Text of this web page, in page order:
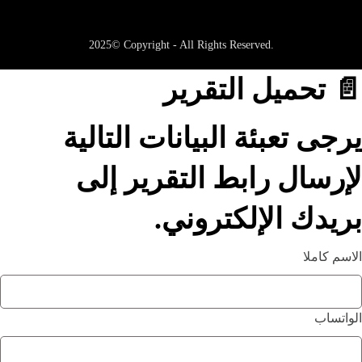
2025© Copyright - All Rights Reserved.
📄 تحميل التقرير
يرجى تعبئة البيانات التالية
لإرسال رابط التقرير إلى
بريدك الإلكتروني.
الاسم كاملا
الواتساب